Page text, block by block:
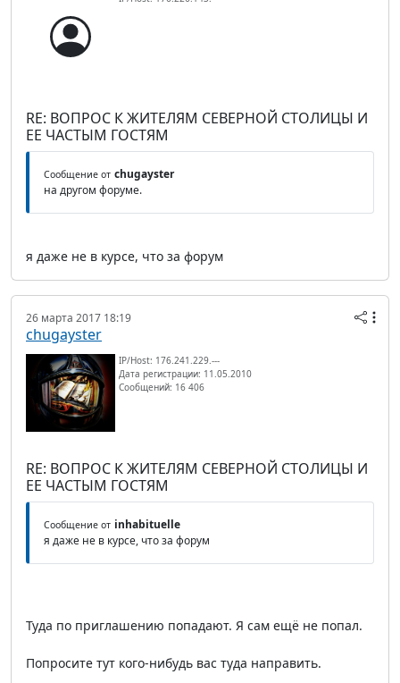
RE: ВОПРОС К ЖИТЕЛЯМ СЕВЕРНОЙ СТОЛИЦЫ И
ЕЕ ЧАСТЫМ ГОСТЯМ
Сообщение от chugayster
на другом форуме.
я даже не в курсе, что за форум
26 марта 2017 18:19
chugayster
IP/Host: 176.241.229.---
Дата регистрации: 11.05.2010
Сообщений: 16 406
RE: ВОПРОС К ЖИТЕЛЯМ СЕВЕРНОЙ СТОЛИЦЫ И
ЕЕ ЧАСТЫМ ГОСТЯМ
Сообщение от inhabituelle
я даже не в курсе, что за форум
Туда по приглашению попадают. Я сам ещё не попал.
Попросите тут кого-нибудь вас туда направить.